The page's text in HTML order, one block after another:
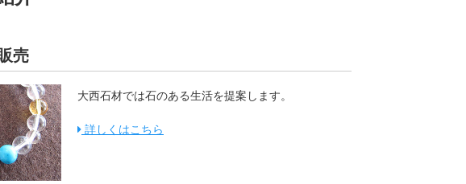
売
大西石材では石のある生活を提案します。
詳しくはこちら